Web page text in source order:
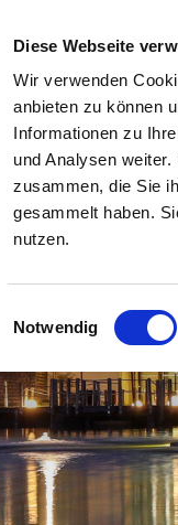
Diese Webseite
Wir verwenden
anbieten zu können
Informationen zu
und Analysen
zusammen, die Sie
gesammelt haben.
nutzen.
Einwilligungsauswahl
Notwendig